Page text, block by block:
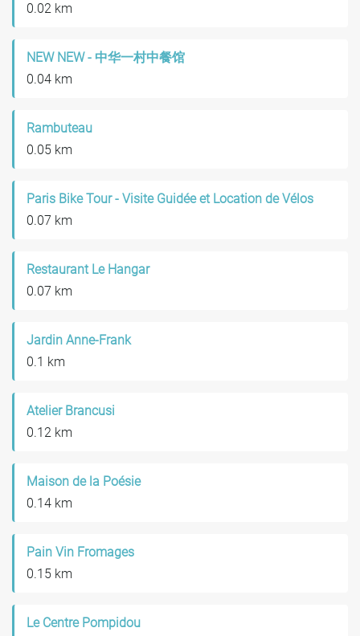
0.02 km
NEW NEW - 中华一村中餐馆
0.04 km
Rambuteau
0.05 km
Paris Bike Tour - Visite Guidée et Location de Vélos
0.07 km
Restaurant Le Hangar
0.07 km
Jardin Anne-Frank
0.1 km
Atelier Brancusi
0.12 km
Maison de la Poésie
0.14 km
Pain Vin Fromages
0.15 km
Le Centre Pompidou